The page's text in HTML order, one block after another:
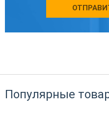
Популярные